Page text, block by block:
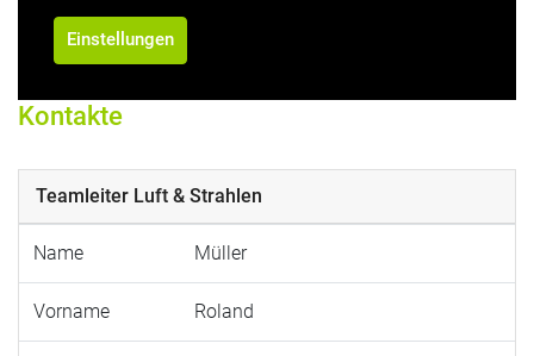
Einstellungen
Kontakte
Teamleiter Luft & Strahlen
Name Müller
Vorname Roland